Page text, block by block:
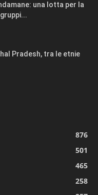
una lotta per la
Pradesh, tra le etnie
876
501
465
258